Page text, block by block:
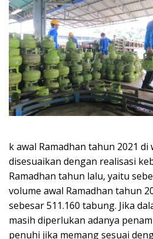
k awal Ramadhan tahun 2021
disesuaikan dengan realisasi
Ramadhan tahun lalu, yaitu
volume awal Ramadhan tahun
sebesar 511.160 tabung. Jika
masih diperlukan adanya
penuhi jika memang sesuai